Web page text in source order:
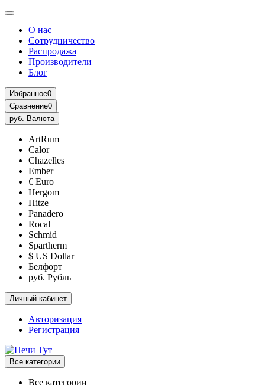
О нас
Сотрудничество
Распродажа
Производители
Блог
Избранное0
Сравнение0
руб. Валюта
ArtRum
Calor
Chazelles
Ember
€ Euro
Hergom
Hitze
Panadero
Rocal
Schmid
Spartherm
$ US Dollar
Белфорт
руб. Рубль
Личный кабинет
Авторизация
Регистрация
Все категории
Все категории